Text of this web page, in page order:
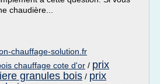
chaudière...
chauffage-solution.fr
chauffage cote d'or / prix
granules bois / prix